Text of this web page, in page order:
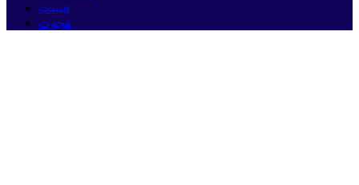
هيبنت
هجوت